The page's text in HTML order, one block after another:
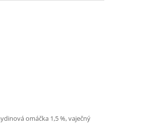
omáčka 1,5 %, vaječný